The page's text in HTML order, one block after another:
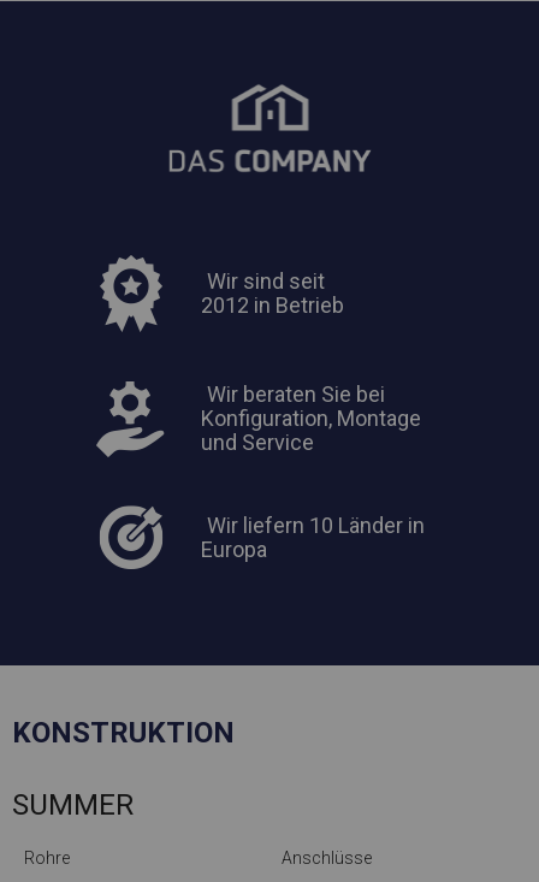
Wir sind seit
2012 in Betrieb
Wir beraten Sie bei
Konfiguration, Montage
und Service
Wir liefern 10 Länder in
Europa
KONSTRUKTION
SUMMER
Rohre Anschlüsse